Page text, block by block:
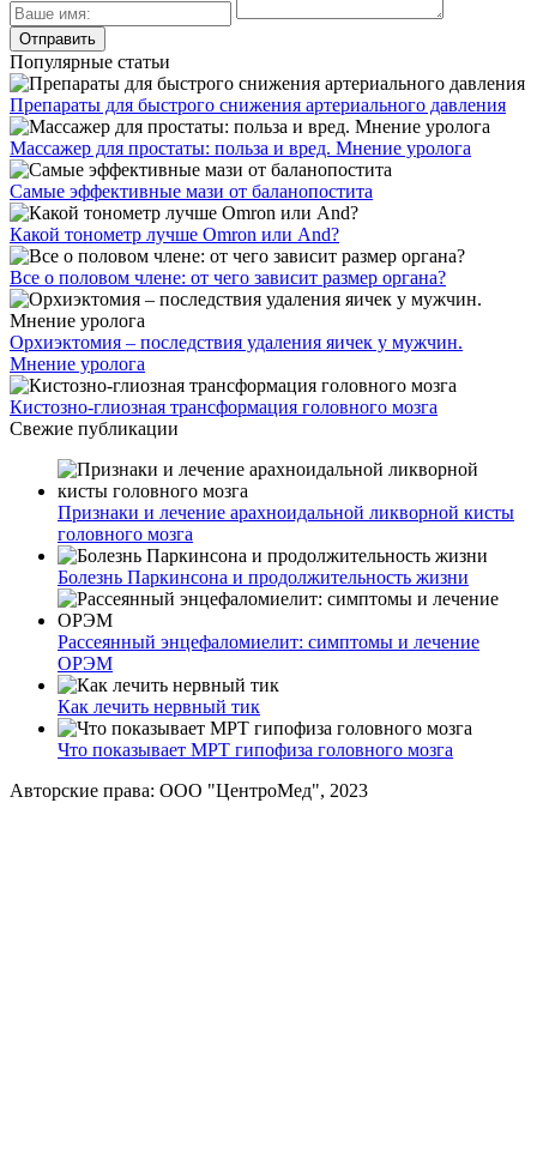
Популярные статьи
Препараты для быстрого снижения артериального давления
Массажер для простаты: польза и вред. Мнение уролога
Самые эффективные мази от баланопостита
Какой тонометр лучше Omron или And?
Все о половом члене: от чего зависит размер органа?
Орхиэктомия – последствия удаления яичек у мужчин.
Мнение уролога
Кистозно-глиозная трансформация головного мозга
Свежие публикации
Признаки и лечение арахноидальной ликворной кисты
головного мозга
Болезнь Паркинсона и продолжительность жизни
Рассеянный энцефаломиелит: симптомы и лечение
ОРЭМ
Как лечить нервный тик
Что показывает МРТ гипофиза головного мозга
Авторские права: ООО "ЦентроМед", 2023